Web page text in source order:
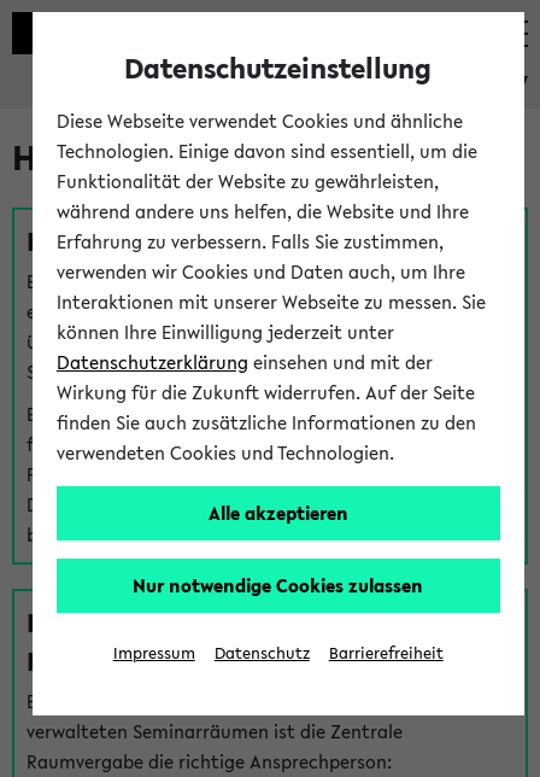
eKVV
Hilfe & Kontakt
Fragen zu einzelnen Veranstaltungen
Bei inhaltlichen und organisatorischen Fragen zu
einzelnen Veranstaltungen finden Sie Ansprechpersonen
über denFragen-Link bei jeder Veranstaltung. Der BIS
Support kann hier meist keine direkte Hilfe leisten.
Bei Veranstaltungen mit eKVV Teilnahmemanagement
finden Sie eine Auskunft über die Personen, die Ihre
Platzzuteilung im eKVV eingetragen haben, auf der
Detailseite zum Teilnahmemanagement der
betreffenden Veranstaltung.
Fragen zu im eKVV verwalteten
Räumen
Bei Fragen zur Vergabe von Hörsälen und vom eKVV
verwalteten Seminarräumen ist die Zentrale
Raumvergabe die richtige Ansprechperson:
Datenschutzeinstellung
Diese Webseite verwendet Cookies und ähnliche
Technologien. Einige davon sind essentiell, um die
Funktionalität der Website zu gewährleisten,
während andere uns helfen, die Website und Ihre
Erfahrung zu verbessern. Falls Sie zustimmen,
verwenden wir Cookies und Daten auch, um Ihre
Interaktionen mit unserer Webseite zu messen. Sie
können Ihre Einwilligung jederzeit unter
Datenschutzerklärung einsehen und mit der
Wirkung für die Zukunft widerrufen. Auf der Seite
finden Sie auch zusätzliche Informationen zu den
verwendeten Cookies und Technologien.
Alle akzeptieren
Nur notwendige Cookies zulassen
Impressum Datenschutz Barrierefreiheit